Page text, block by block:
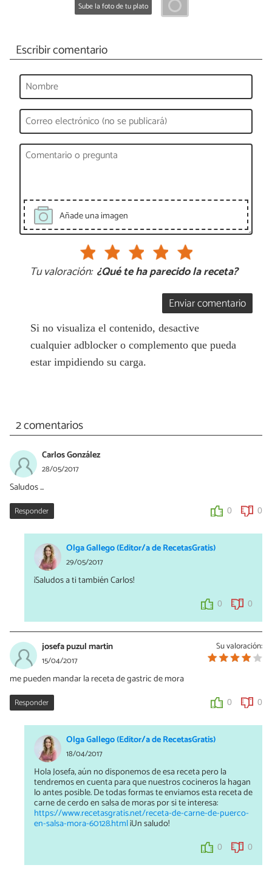
Sube la foto de tu plato
Escribir comentario
Añade una imagen
Tu valoración: ¿Qué te ha parecido la receta?
Enviar comentario
Si no visualiza el contenido, desactive
cualquier adblocker o complemento que pueda
estar impidiendo su carga.
2 comentarios
Carlos González
28/05/2017
Saludos ...
Responder 0 0
Olga Gallego (Editor/a de RecetasGratis)
29/05/2017
¡Saludos a ti también Carlos!
0 0
Su valoración:
josefa puzul martin
15/04/2017
me pueden mandar la receta de gastric de mora
Responder 0 0
Olga Gallego (Editor/a de RecetasGratis)
18/04/2017
Hola Josefa, aún no disponemos de esa receta pero la
tendremos en cuenta para que nuestros cocineros la hagan
lo antes posible. De todas formas te enviamos esta receta de
carne de cerdo en salsa de moras por si te interesa:
https://www.recetasgratis.net/receta-de-carne-de-puerco-
en-salsa-mora-60128.html¡Un saludo!
0 0